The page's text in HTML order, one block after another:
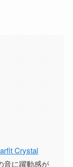
Crystal
音に躍動感が